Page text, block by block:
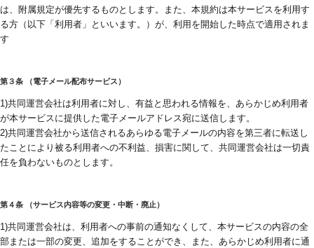
は、附属規定が優先するものとします。また、本規約は本サービスを利用す
る方（以下「利用者」といいます。）が、利用を開始した時点で適用されま
す
第３条 （電子メール配布サービス）
1)共同運営会社は利用者に対し、有益と思われる情報を、あらかじめ利用者
が本サービスに提供した電子メールアドレス宛に送信します。
2)共同運営会社から送信されるあらゆる電子メールの内容を第三者に転送し
たことにより被る利用者への不利益、損害に関して、共同運営会社は一切責
任を負わないものとします。
第４条 （サービス内容等の変更・中断・廃止）
1)共同運営会社は、利用者への事前の通知なくして、本サービスの内容の全
部または一部の変更、追加をすることができ、また、あらかじめ利用者に通